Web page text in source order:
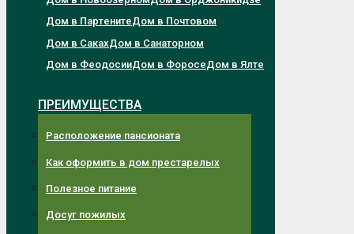
Дом в ПартенитеДом в Почтовом
Дом в СакахДом в Санаторном
Дом в ФеодосииДом в ФоросеДом в Ялте
ПРЕИМУЩЕСТВА
Расположение пансионата
Как оформить в дом престарелых
Полезное питание
Досуг пожилых